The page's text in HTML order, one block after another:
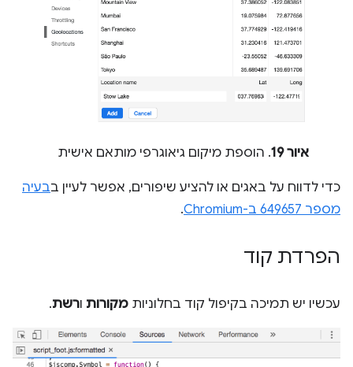
איור 19 . הוספת מיקום גיאוגרפי מותאם אישית
כדי לדווח על באגים או להציע שיפורים, אפשר לעיין בבעיה
מספר 649657 ב-Chromium
.
הפרדת קוד
עכשיו יש תמיכה בקיפול קוד בחלוניות מקורות ורשת.